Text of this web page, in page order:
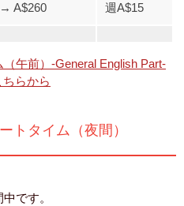
A$260 週A$15
午前）-General English Part-
らから
トタイム（夜間）
です。